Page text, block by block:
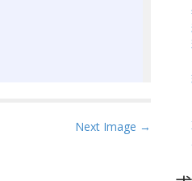
Next Image →